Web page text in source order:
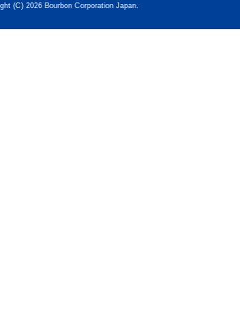
(C) 2026 Bourbon Corporation Japan.